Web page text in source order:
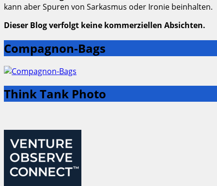
kann aber Spuren von Sarkasmus oder Ironie beinhalten.
Dieser Blog verfolgt keine kommerziellen Absichten.
Compagnon-Bags
Think Tank Photo